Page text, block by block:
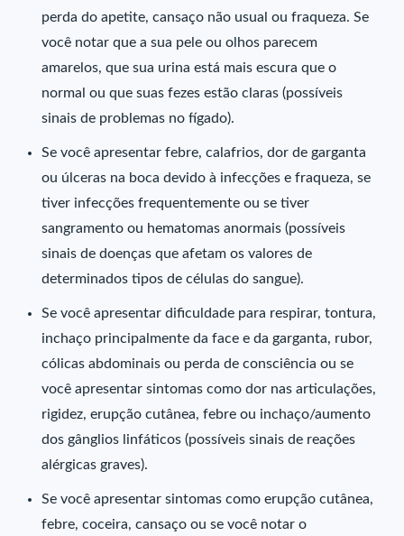
perda do apetite, cansaço não usual ou fraqueza. Se
você notar que a sua pele ou olhos parecem
amarelos, que sua urina está mais escura que o
normal ou que suas fezes estão claras (possíveis
sinais de problemas no fígado).
Se você apresentar febre, calafrios, dor de garganta
ou úlceras na boca devido à infecções e fraqueza, se
tiver infecções frequentemente ou se tiver
sangramento ou hematomas anormais (possíveis
sinais de doenças que afetam os valores de
determinados tipos de células do sangue).
Se você apresentar dificuldade para respirar, tontura,
inchaço principalmente da face e da garganta, rubor,
cólicas abdominais ou perda de consciência ou se
você apresentar sintomas como dor nas articulações,
rigidez, erupção cutânea, febre ou inchaço/aumento
dos gânglios linfáticos (possíveis sinais de reações
alérgicas graves).
Se você apresentar sintomas como erupção cutânea,
febre, coceira, cansaço ou se você notar o